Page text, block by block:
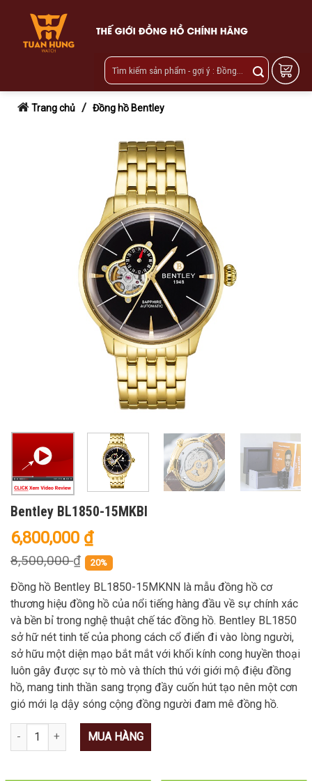
content
Trang chủ / Đồng hồ Bentley
Bentley BL1850-15MKBI
6,800,000 ₫
8,500,000₫ 20%
Đồng hồ Bentley BL1850-15MKNN là mẫu đồng hồ cơ
thương hiệu đồng hồ của nổi tiếng hàng đầu về sự chính xác
và bền bỉ trong nghệ thuật chế tác đồng hồ. Bentley BL1850
sở hữ nét tinh tế của phong cách cổ điển đi vào lòng người,
sở hữu một diện mạo bắt mắt với khối kính cong huyền thoại
luôn gây được sự tò mò và thích thú với giới mộ điệu đồng
hồ, mang tinh thần sang trọng đầy cuốn hút tạo nên một cơn
gió mới lạ dậy sóng cộng đồng người đam mê đồng hồ.
Số lượng MUA HÀNG